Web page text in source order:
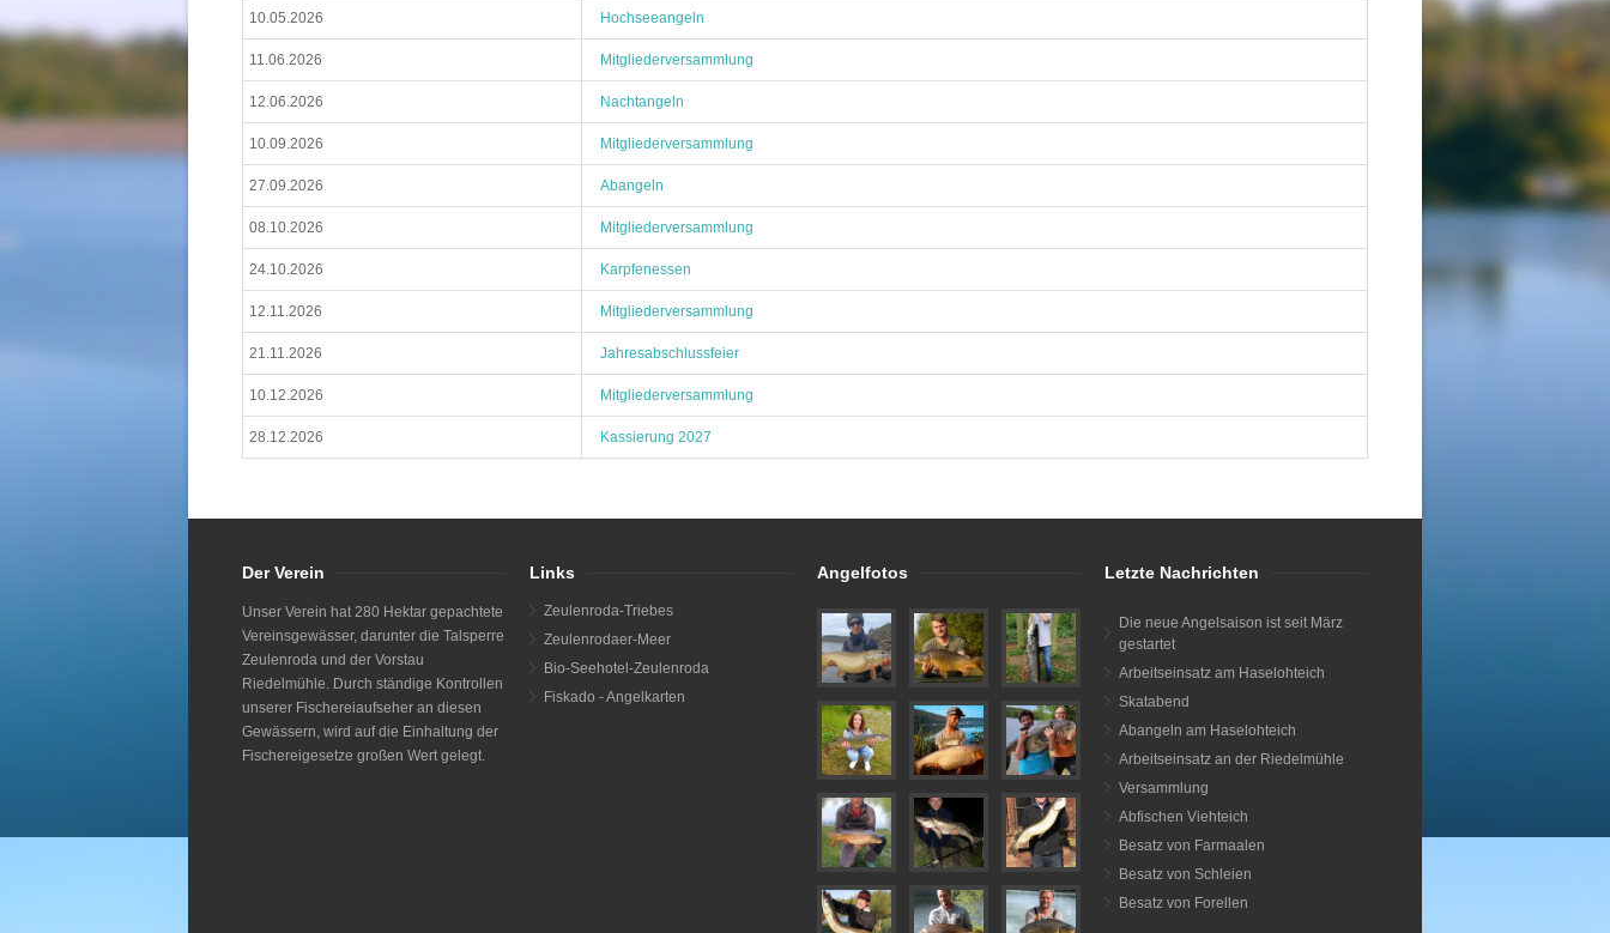
10.05.2026 Hochseeangeln
11.06.2026 Mitgliederversammlung
12.06.2026 Nachtangeln
10.09.2026 Mitgliederversammlung
27.09.2026 Abangeln
08.10.2026 Mitgliederversammlung
24.10.2026 Karpfenessen
12.11.2026 Mitgliederversammlung
21.11.2026 Jahresabschlussfeier
10.12.2026 Mitgliederversammlung
28.12.2026 Kassierung 2027
Der Verein
Unser Verein hat 280 Hektar gepachtete
Vereinsgewässer, darunter die Talsperre
Zeulenroda und der Vorstau
Riedelmühle. Durch ständige Kontrollen
unserer Fischereiaufseher an diesen
Gewässern, wird auf die Einhaltung der
Fischereigesetze großen Wert gelegt.
Links
Zeulenroda-Triebes
Zeulenrodaer-Meer
Bio-Seehotel-Zeulenroda
Fiskado - Angelkarten
Angelfotos Letzte Nachrichten
Die neue Angelsaison ist seit März
gestartet
Arbeitseinsatz am Haselohteich
Skatabend
Abangeln am Haselohteich
Arbeitseinsatz an der Riedelmühle
Versammlung
Abfischen Viehteich
Besatz von Farmaalen
Besatz von Schleien
Besatz von Forellen